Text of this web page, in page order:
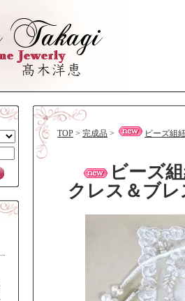
TOP > 完成品 > ビーズ組
ビーズ
クレス＆ブ